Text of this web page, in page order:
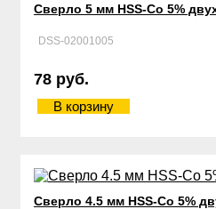
Сверло 5 мм HSS-Со 5%
DSS-02001005
78 руб.
В корзину
Сверло 4.5 мм HSS-Со 5%